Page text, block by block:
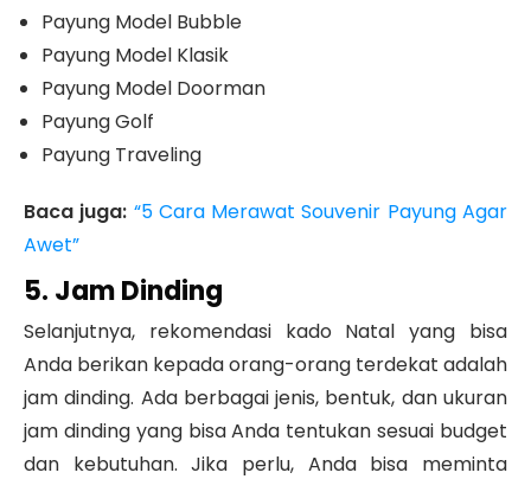
Payung Model Bubble
Payung Model Klasik
Payung Model Doorman
Payung Golf
Payung Traveling
Baca juga: “5 Cara Merawat Souvenir Payung Agar
Awet”
5. Jam Dinding
Selanjutnya, rekomendasi kado Natal yang bisa
Anda berikan kepada orang-orang terdekat adalah
jam dinding. Ada berbagai jenis, bentuk, dan ukuran
jam dinding yang bisa Anda tentukan sesuai budget
dan kebutuhan. Jika perlu, Anda bisa meminta